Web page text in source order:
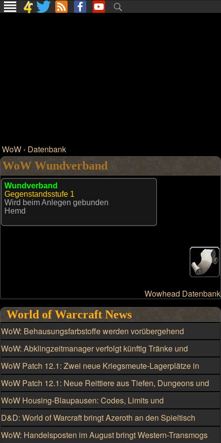
WoW › Datenbank
WoW Wundverband
Wundverband
Gegenstandsstufe 1
Wird beim Anlegen gebunden
Hemd
Wowhead Datenbank
World of Warcraft News
WoW: Behausungsfarbstoffe werden vorübergehend
kriegsmeutengebunden
WoW: Abklingzeitmanager verfolgt künftig Tränke und
Schmuckstücke
WoW Patch 12.1: Zwei neue Kriegsmeute-Lagerplätze in
Silbermond freischalten
WoW Patch 12.1: Neue Reittiere aus Tiefen, Dungeons und
Raids
WoW Housing-Blaupausen: Codes, Limits und
Einschränkungen
D&D: World of Warcraft bringt Azeroth an den Spieltisch
WoW: Handelsposten im August bringt Western-Transmogs